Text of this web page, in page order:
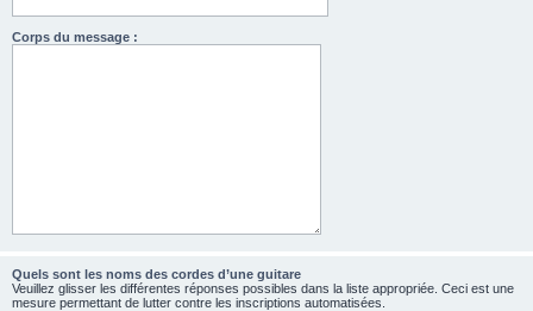
Corps du message :
Quels sont les noms des cordes d’une guitare
Veuillez glisser les différentes réponses possibles dans la liste appropriée. Ceci est une
mesure permettant de lutter contre les inscriptions automatisées.